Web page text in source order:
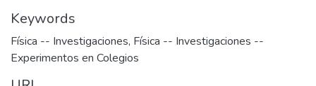
Keywords
Física -- Investigaciones, Física -- Investigaciones --
Experimentos en Colegios